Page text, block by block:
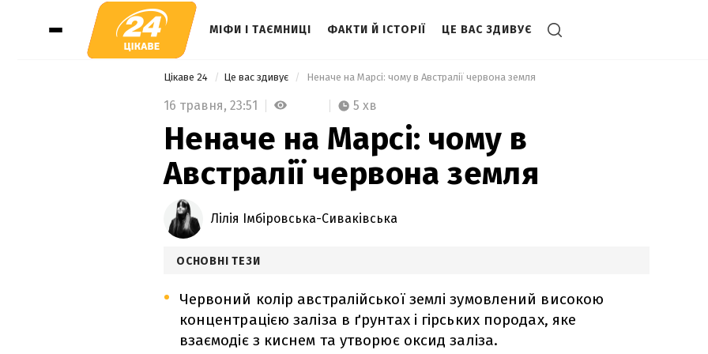
МІФИ І ТАЄМНИЦІ ФАКТИ Й ІСТОРІЇ ЦЕ ВАС ЗДИВУЄ
Цікаве 24 Це вас здивує Неначе на Марсі: чому в Австралії червона земля
16 травня, 23:51 5 хв
Неначе на Марсі: чому в
Австралії червона земля
Лілія Імбіровська-Сиваківська
ОСНОВНІ ТЕЗИ
Червоний колір австралійської землі зумовлений високою
концентрацією заліза в ґрунтах і гірських породах, яке
взаємодіє з киснем та утворює оксид заліза.